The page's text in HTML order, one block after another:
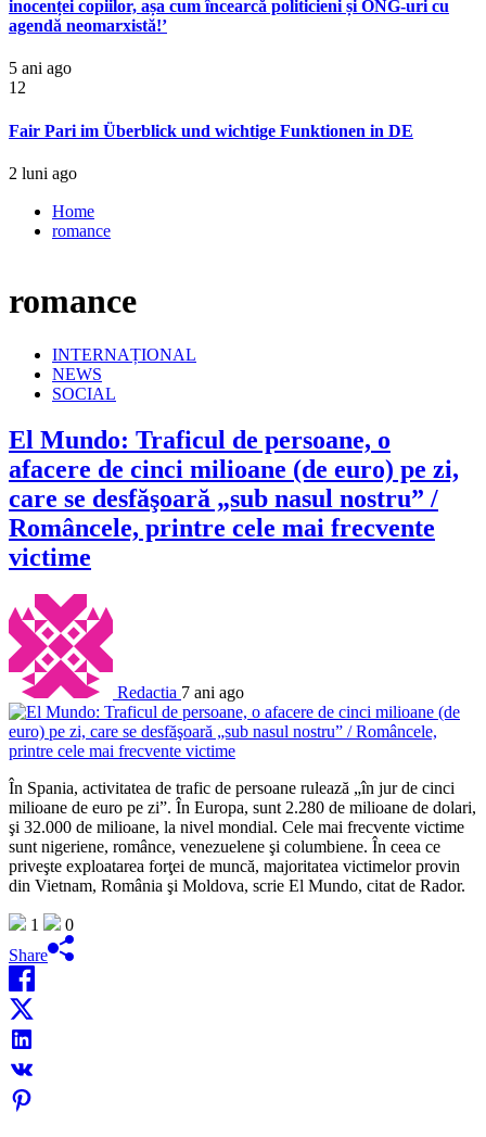
inocenței copiilor, așa cum încearcă politicieni și ONG-uri cu
agendă neomarxistă!’
5 ani ago
12
Fair Pari im Überblick und wichtige Funktionen in DE
2 luni ago
Home
romance
romance
INTERNAȚIONAL
NEWS
SOCIAL
El Mundo: Traficul de persoane, o
afacere de cinci milioane (de euro) pe zi,
care se desfăşoară „sub nasul nostru” /
Româncele, printre cele mai frecvente
victime
Redactia 7 ani ago
În Spania, activitatea de trafic de persoane rulează „în jur de cinci
milioane de euro pe zi”. În Europa, sunt 2.280 de milioane de dolari,
şi 32.000 de milioane, la nivel mondial. Cele mai frecvente victime
sunt nigeriene, românce, venezuelene şi columbiene. În ceea ce
priveşte exploatarea forţei de muncă, majoritatea victimelor provin
din Vietnam, România şi Moldova, scrie El Mundo, citat de Rador.
1
0
Share